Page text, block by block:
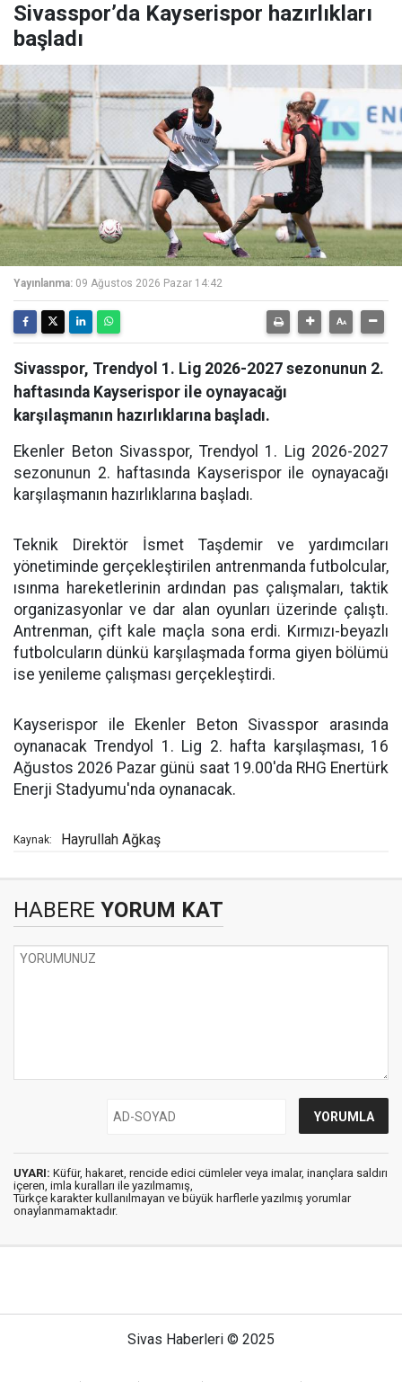
Sivasspor’da Kayserispor hazırlıkları
başladı
Yayınlanma: 09 Ağustos 2026 Pazar 14:42
Sivasspor, Trendyol 1. Lig 2026-2027 sezonunun 2.
haftasında Kayserispor ile oynayacağı
karşılaşmanın hazırlıklarına başladı.
Ekenler Beton Sivasspor, Trendyol 1. Lig 2026-2027
sezonunun 2. haftasında Kayserispor ile oynayacağı
karşılaşmanın hazırlıklarına başladı.
Teknik Direktör İsmet Taşdemir ve yardımcıları
yönetiminde gerçekleştirilen antrenmanda futbolcular,
ısınma hareketlerinin ardından pas çalışmaları, taktik
organizasyonlar ve dar alan oyunları üzerinde çalıştı.
Antrenman, çift kale maçla sona erdi. Kırmızı-beyazlı
futbolcuların dünkü karşılaşmada forma giyen bölümü
ise yenileme çalışması gerçekleştirdi.
Kayserispor ile Ekenler Beton Sivasspor arasında
oynanacak Trendyol 1. Lig 2. hafta karşılaşması, 16
Ağustos 2026 Pazar günü saat 19.00'da RHG Enertürk
Enerji Stadyumu'nda oynanacak.
Kaynak: Hayrullah Ağkaş
HABERE YORUM KAT
UYARI: Küfür, hakaret, rencide edici cümleler veya imalar, inançlara saldırı
içeren, imla kuralları ile yazılmamış,
Türkçe karakter kullanılmayan ve büyük harflerle yazılmış yorumlar
onaylanmamaktadır.
Sivas Haberleri © 2025